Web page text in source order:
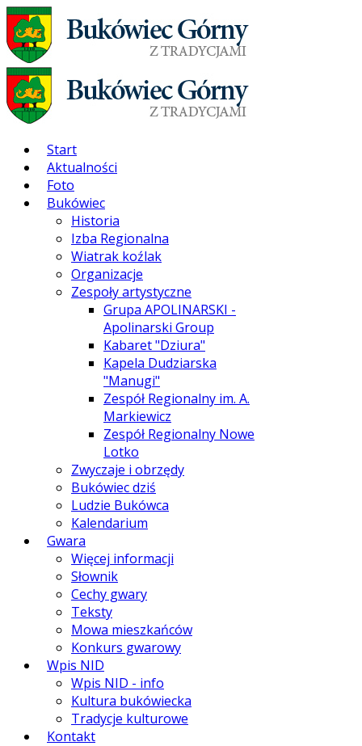
Start
Aktualności
Foto
Bukówiec
Historia
Izba Regionalna
Wiatrak koźlak
Organizacje
Zespoły artystyczne
Grupa APOLINARSKI -
Apolinarski Group
Kabaret "Dziura"
Kapela Dudziarska
"Manugi"
Zespół Regionalny im. A.
Markiewicz
Zespół Regionalny Nowe
Lotko
Zwyczaje i obrzędy
Bukówiec dziś
Ludzie Bukówca
Kalendarium
Gwara
Więcej informacji
Słownik
Cechy gwary
Teksty
Mowa mieszkańców
Konkurs gwarowy
Wpis NID
Wpis NID - info
Kultura bukówiecka
Tradycje kulturowe
Kontakt